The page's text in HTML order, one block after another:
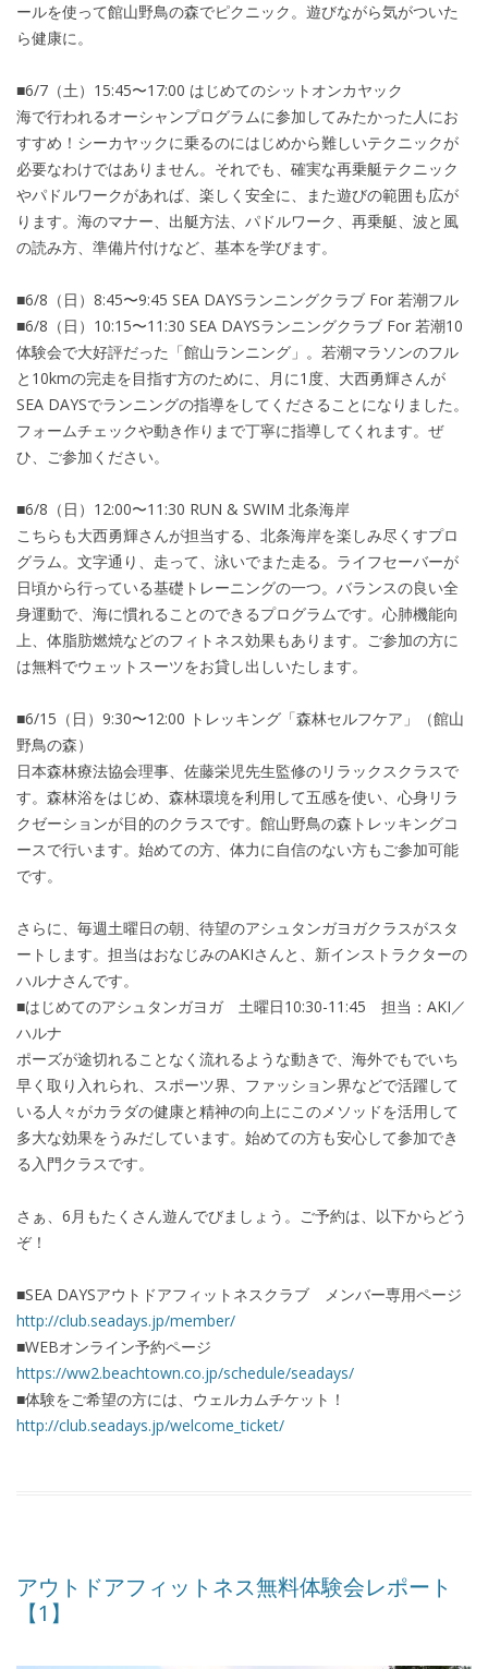
ールを使って館山野鳥の森でピクニック。遊びながら気がついた
ら健康に。
■6/7（土）15:45〜17:00 はじめてのシットオンカヤック
海で行われるオーシャンプログラムに参加してみたかった人にお
すすめ！シーカヤックに乗るのにはじめから難しいテクニックが
必要なわけではありません。それでも、確実な再乗艇テクニック
やパドルワークがあれば、楽しく安全に、また遊びの範囲も広が
ります。海のマナー、出艇方法、パドルワーク、再乗艇、波と風
の読み方、準備片付けなど、基本を学びます。
■6/8（日）8:45〜9:45 SEA DAYSランニングクラブ For 若潮フル
■6/8（日）10:15〜11:30 SEA DAYSランニングクラブ For 若潮10
体験会で大好評だった「館山ランニング」。若潮マラソンのフル
と10kmの完走を目指す方のために、月に1度、大西勇輝さんが
SEA DAYSでランニングの指導をしてくださることになりました。
フォームチェックや動き作りまで丁寧に指導してくれます。ぜ
ひ、ご参加ください。
■6/8（日）12:00〜11:30 RUN & SWIM 北条海岸
こちらも大西勇輝さんが担当する、北条海岸を楽しみ尽くすプロ
グラム。文字通り、走って、泳いでまた走る。ライフセーバーが
日頃から行っている基礎トレーニングの一つ。バランスの良い全
身運動で、海に慣れることのできるプログラムです。心肺機能向
上、体脂肪燃焼などのフィトネス効果もあります。ご参加の方に
は無料でウェットスーツをお貸し出しいたします。
■6/15（日）9:30〜12:00 トレッキング「森林セルフケア」（館山
野鳥の森）
日本森林療法協会理事、佐藤栄児先生監修のリラックスクラスで
す。森林浴をはじめ、森林環境を利用して五感を使い、心身リラ
クゼーションが目的のクラスです。館山野鳥の森トレッキングコ
ースで行います。始めての方、体力に自信のない方もご参加可能
です。
さらに、毎週土曜日の朝、待望のアシュタンガヨガクラスがスタ
ートします。担当はおなじみのAKIさんと、新インストラクターの
ハルナさんです。
■はじめてのアシュタンガヨガ 土曜日10:30-11:45 担当：AKI／
ハルナ
ポーズが途切れることなく流れるような動きで、海外でもでいち
早く取り入れられ、スポーツ界、ファッション界などで活躍して
いる人々がカラダの健康と精神の向上にこのメソッドを活用して
多大な効果をうみだしています。始めての方も安心して参加でき
る入門クラスです。
さぁ、6月もたくさん遊んでびましょう。ご予約は、以下からどう
ぞ！
■SEA DAYSアウトドアフィットネスクラブ メンバー専用ページ
http://club.seadays.jp/member/
■WEBオンライン予約ページ
https://ww2.beachtown.co.jp/schedule/seadays/
■体験をご希望の方には、ウェルカムチケット！
http://club.seadays.jp/welcome_ticket/
アウトドアフィットネス無料体験会レポート
【1】